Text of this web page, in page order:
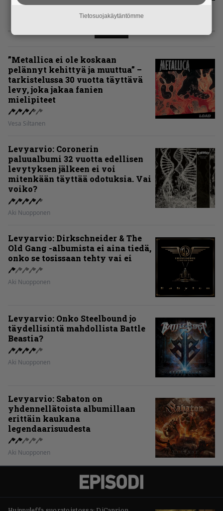
”Metallica ei ole koskaan
pelännyt kehittyä ja muuttua” –
tarkistelussa 30 vuotta täyttävä
levy, joka jakaa fanien
mielipiteet
Vesa Siltanen
Levyarvio: Coronerin
paluualbumi 32 vuotta edellisen
levytyksen jälkeen ei voi
mitenkään täyttää odotuksia. Vai
voiko?
Aki Nuopponen
Levyarvio: Dirkschneider & The
Old Gang -albumista ei aina tiedä,
onko se tosissaan tehty vai ei
Aki Nuopponen
Levyarvio: Onko Steelbound jo
täydellisintä mahdollista Battle
Beastia?
Aki Nuopponen
Levyarvio: Sabaton on
yhdennellätoista albumillaan
erittäin kaukana
legendaarisuudesta
Aki Nuopponen
Tietosuojakäytäntömme